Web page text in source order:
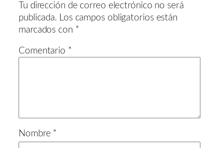
Tu dirección de correo electrónico no será
publicada. Los campos obligatorios están
marcados con *
Comentario *
Nombre *